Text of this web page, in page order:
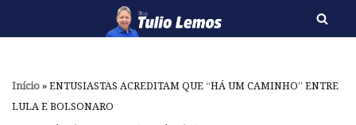
o
conteúdo
Início»ENTUSIASTAS ACREDITAM QUE “HÁ UM CAMINHO” ENTRE
LULA E BOLSONARO